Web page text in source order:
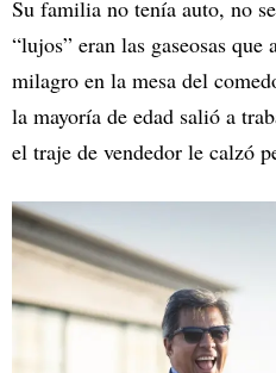
Su familia no tenía auto, no
“lujos” eran las gaseosas que
milagro en la mesa del
la mayoría de edad salió a
el traje de vendedor le calzó